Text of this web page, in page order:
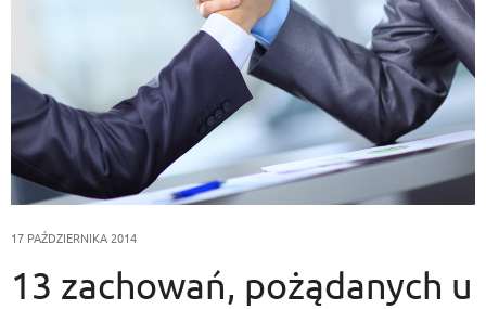
17 PAŹDZIERNIKA 2014
13 zachowań, pożądanych u